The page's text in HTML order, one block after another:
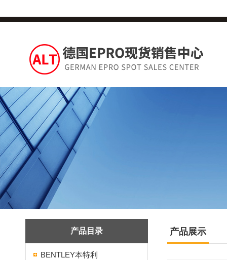
产品目录
BENTLEY本特利
产品展示